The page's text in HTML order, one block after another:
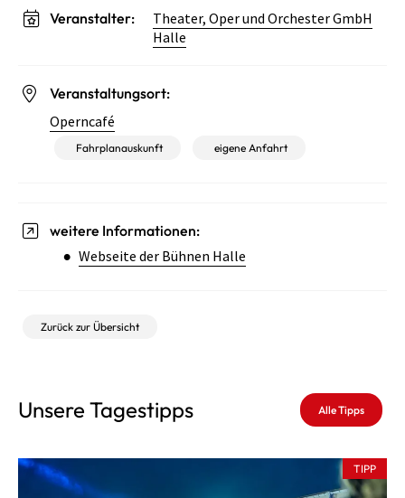
Veranstalter:
Theater, Oper und Orchester GmbH
Halle
Veranstaltungsort:
Operncafé
Fahrplanauskunft eigene Anfahrt
weitere Informationen:
Webseite der Bühnen Halle
Zurück zur Übersicht
Unsere Tagestipps Alle Tipps
TIPP